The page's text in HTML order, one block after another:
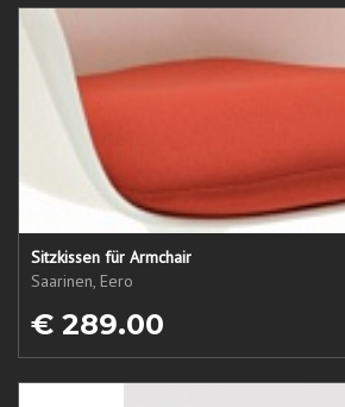
Sitzkissen für Armchair
Saarinen, Eero
€ 289.00